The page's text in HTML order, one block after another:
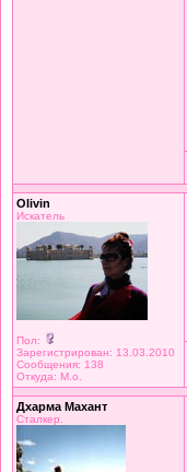
Olivin
Искатель
Пол:
Зарегистрирован: 13.03.2010
Сообщения: 138
Откуда: М.о.
Дхарма Махант
Сталкер.